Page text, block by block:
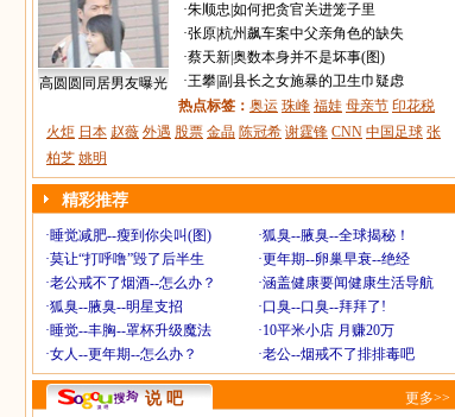
高圆圆同居男友曝光
·朱顺忠 如何把贪官关进笼子里
·张原|杭州飙车案中父亲角色的缺失
·蔡天新|奥数本身并不是坏事(图)
·王攀|副县长之女施暴的卫生巾疑虑
热点标签： 奥运 珠峰 福娃 母亲节 印花税
火炬 日本 赵薇 外遇 股票 金晶 陈冠希 谢霆锋 CNN 中国足球 张
柏芝 姚明
精彩推荐
·睡觉减肥--瘦到你尖叫(图) ·狐臭--腋臭--全球揭秘！
·莫让“打呼噜”毁了后半生 ·更年期--卵巢早衰--绝经
·老公戒不了烟酒--怎么办？ ·涵盖健康要闻健康生活导航
·狐臭--腋臭--明星支招 ·口臭--口臭--拜拜了!
·睡觉--丰胸--罩杯升级魔法 ·10平米小店 月赚20万
·女人--更年期--怎么办？ ·老公--烟戒不了排排毒吧
说 吧 更多>>